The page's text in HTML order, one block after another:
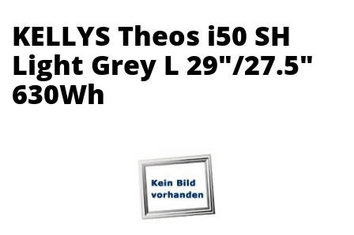
KELLYS Theos i50 SH
Light Grey L 29"/27.5"
630Wh